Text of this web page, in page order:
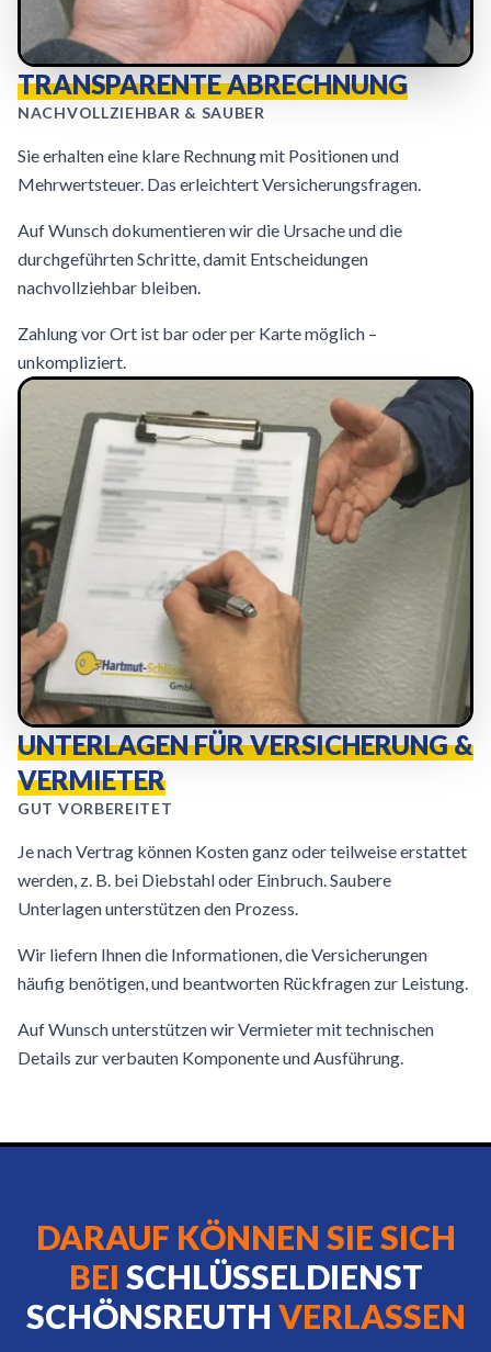
TRANSPARENTE ABRECHNUNG
NACHVOLLZIEHBAR & SAUBER
Sie erhalten eine klare Rechnung mit Positionen und
Mehrwertsteuer. Das erleichtert Versicherungsfragen.
Auf Wunsch dokumentieren wir die Ursache und die
durchgeführten Schritte, damit Entscheidungen
nachvollziehbar bleiben.
Zahlung vor Ort ist bar oder per Karte möglich –
unkompliziert.
UNTERLAGEN FÜR VERSICHERUNG &
VERMIETER
GUT VORBEREITET
Je nach Vertrag können Kosten ganz oder teilweise erstattet
werden, z. B. bei Diebstahl oder Einbruch. Saubere
Unterlagen unterstützen den Prozess.
Wir liefern Ihnen die Informationen, die Versicherungen
häufig benötigen, und beantworten Rückfragen zur Leistung.
Auf Wunsch unterstützen wir Vermieter mit technischen
Details zur verbauten Komponente und Ausführung.
DARAUF KÖNNEN SIE SICH
BEI SCHLÜSSELDIENST
SCHÖNSREUTH VERLASSEN